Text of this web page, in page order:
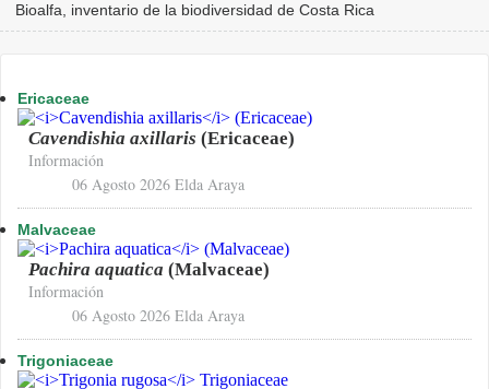
Bioalfa, inventario de la biodiversidad de Costa Rica
Ericaceae
Cavendishia axillaris (Ericaceae)
Información
06 Agosto 2026 Elda Araya
Malvaceae
Pachira aquatica (Malvaceae)
Información
06 Agosto 2026 Elda Araya
Trigoniaceae